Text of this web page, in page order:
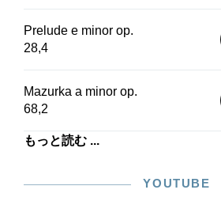
Prelude e minor op.
28,4
Mazurka a minor op.
68,2
もっと読む ...
YOUTUBE